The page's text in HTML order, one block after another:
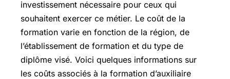
investissement nécessaire pour ceux qui
souhaitent exercer ce métier. Le coût de la
formation varie en fonction de la région, de
l’établissement de formation et du type de
diplôme visé. Voici quelques informations sur
les coûts associés à la formation d’auxiliaire